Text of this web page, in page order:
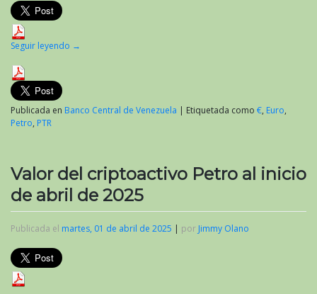
Seguir leyendo →
Publicada en Banco Central de Venezuela | Etiquetada como €, Euro,
Petro, PTR
Valor del criptoactivo Petro al inicio
de abril de 2025
Publicada el martes, 01 de abril de 2025 | por Jimmy Olano